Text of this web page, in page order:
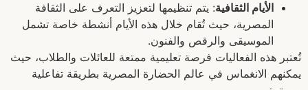
الأيام الثقافية: يتم تنظيمها لتعزيز التعرف على الثقافة
المصرية، حيث تُقام خلال هذه الأيام أنشطة خاصة تشمل
الموسيقى والرقص والفنون.
تُعتبر هذه الفعاليات فرصة تعليمية ممتعة للعائلات والطلاب، حيث
يمكنهم الانغماس في عالم الحضارة المصرية بطريقة تفاعلية